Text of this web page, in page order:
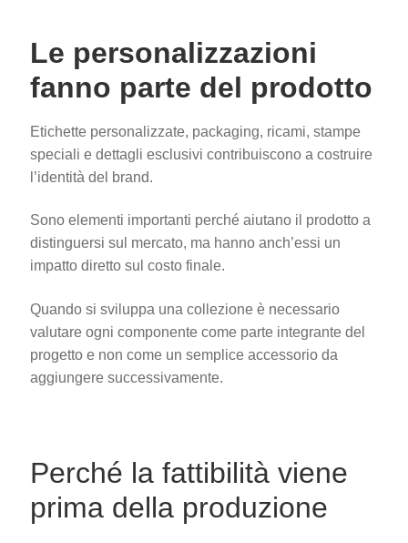
Le personalizzazioni
fanno parte del prodotto
Etichette personalizzate, packaging, ricami, stampe
speciali e dettagli esclusivi contribuiscono a costruire
l’identità del brand.
Sono elementi importanti perché aiutano il prodotto a
distinguersi sul mercato, ma hanno anch’essi un
impatto diretto sul costo finale.
Quando si sviluppa una collezione è necessario
valutare ogni componente come parte integrante del
progetto e non come un semplice accessorio da
aggiungere successivamente.
Perché la fattibilità viene
prima della produzione